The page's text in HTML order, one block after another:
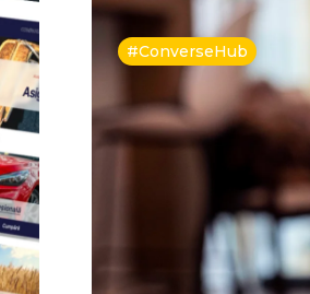
#ConverseHub